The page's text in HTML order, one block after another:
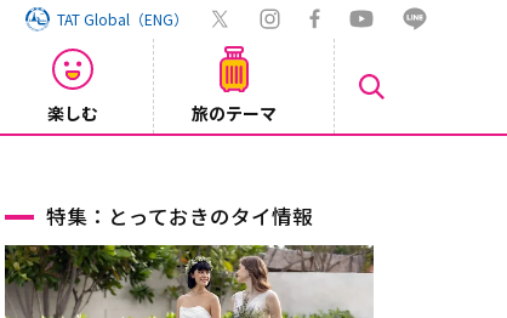
TAT Global（ENG）
楽しむ 旅のテーマ
特集：とっておきのタイ情報